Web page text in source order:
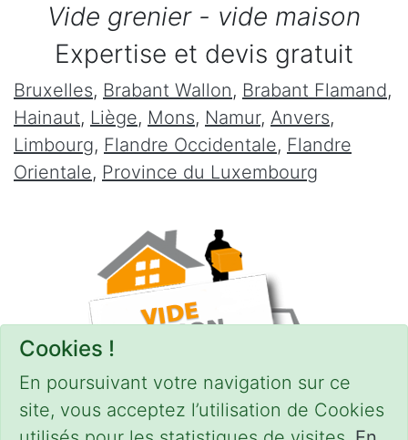
Cookies !
En poursuivant votre navigation sur ce
site, vous acceptez l’utilisation de Cookies
Vide grenier - vide maison
Expertise et devis gratuit
Bruxelles, Brabant Wallon, Brabant Flamand,
Hainaut, Liège, Mons, Namur, Anvers,
Limbourg, Flandre Occidentale, Flandre
Orientale, Province du Luxembourg